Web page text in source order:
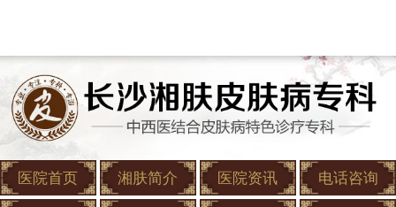
医院首页 湘肤简介 医院资讯 电话咨询